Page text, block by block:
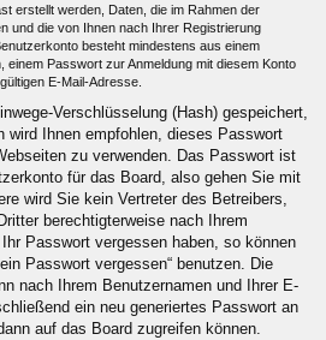
erstellt werden, Daten, die im Rahmen der
und die von Ihnen nach Ihrer Registrierung
besteht mindestens aus einem
einem Passwort zur Anmeldung mit diesem Konto
E-Mail-Adresse.
Verschlüsselung (Hash) gespeichert,
Ihnen empfohlen, dieses Passwort
zu verwenden. Das Passwort ist
für das Board, also gehen Sie mit
wird Sie kein Vertreter des Betreibers,
berechtigterweise nach Ihrem
Passwort vergessen haben, so können
Passwort vergessen“ benutzen. Die
nach Ihrem Benutzernamen und Ihrer E-
ein neu generiertes Passwort an
auf das Board zugreifen können.